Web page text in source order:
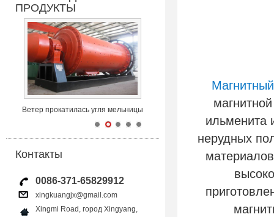
ПРОДУКТЫ
Ветер прокатилась угля мельницы
Контакты
0086-371-65829912
xingkuangjx@gmail.com
Xingmi Road, город Xingyang,
ильменита
нерудных